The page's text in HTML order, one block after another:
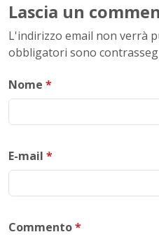
Lascia un
L'indirizzo email non verrà
obbligatori sono
Nome *
E-mail *
Commento*